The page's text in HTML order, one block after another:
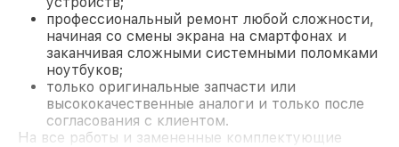
профессиональный ремонт любой сложности,
начиная со смены экрана на смартфонах и
заканчивая сложными системными поломками
ноутбуков;
только оригинальные запчасти или
высококачественные аналоги и только после
согласования с клиентом.
На все работы и замененные комплектующие